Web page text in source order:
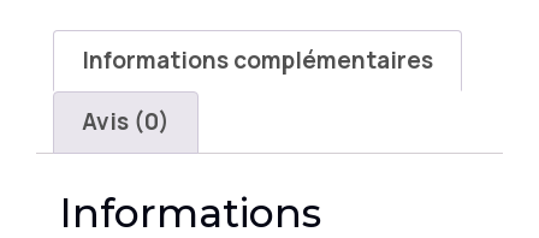
Informations complémentaires
Avis (0)
Informations